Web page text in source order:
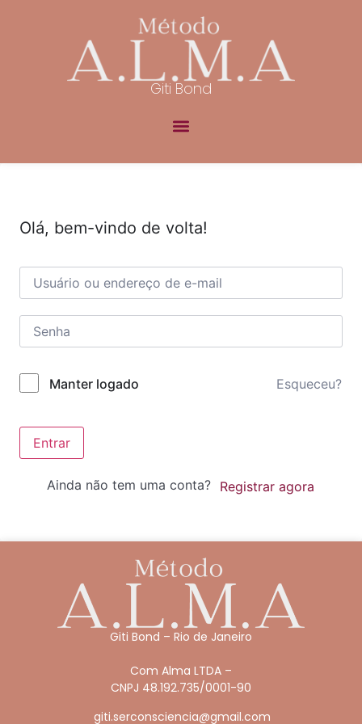
Giti Bond
Olá, bem-vindo de volta!
Manter logado Esqueceu?
Entrar
Ainda não tem uma conta? Registrar agora
Giti Bond – Rio de Janeiro
Com Alma LTDA –
CNPJ 48.192.735/0001-90
giti.serconsciencia@gmail.com